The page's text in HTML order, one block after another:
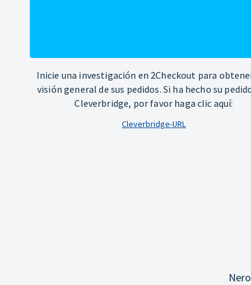
Inicie una investigación en 2Checkout para
visión general de sus pedidos. Si ha hecho su
Cleverbridge, por favor haga clic aquí:
Cleverbridge-URL